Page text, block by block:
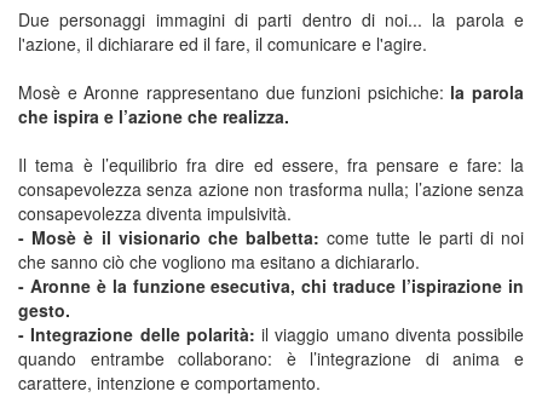
Due personaggi immagini di parti dentro di noi... la parola e
l'azione, il dichiarare ed il fare, il comunicare e l'agire.
Mosè e Aronne rappresentano due funzioni psichiche: la parola
che ispira e l’azione che realizza.
Il tema è l’equilibrio fra dire ed essere, fra pensare e fare: la
consapevolezza senza azione non trasforma nulla; l’azione senza
consapevolezza diventa impulsività.
- Mosè è il visionario che balbetta:come tutte le parti di noi
che sanno ciò che vogliono ma esitano a dichiararlo.
- Aronne è la funzione esecutiva, chi traduce l’ispirazione in
gesto.
- Integrazione delle polarità: il viaggio umano diventa possibile
quando entrambe collaborano: è l’integrazione di anima e
carattere, intenzione e comportamento.